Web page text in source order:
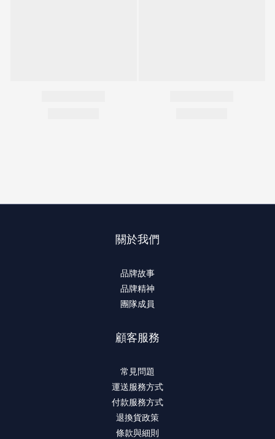
關於我們
品牌故事
品牌精神
團隊成員
顧客服務
常見問題
運送服務方式
付款服務方式
退換貨政策
條款與細則